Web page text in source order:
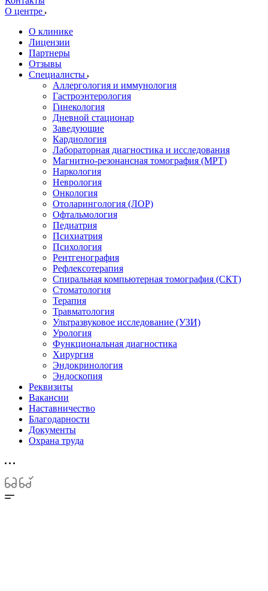
О центре
О клинике
Лицензии
Партнеры
Отзывы
Специалисты
Аллергология и иммунология
Гастроэнтерология
Гинекология
Дневной стационар
Заведующие
Кардиология
Лабораторная диагностика и исследования
Магнитно-резонансная томография (МРТ)
Наркология
Неврология
Онкология
Отоларингология (ЛОР)
Офтальмология
Педиатрия
Психиатрия
Психология
Рентгенография
Рефлексотерапия
Спиральная компьютерная томография (СКТ)
Стоматология
Терапия
Травматология
Ультразвуковое исследование (УЗИ)
Урология
Функциональная диагностика
Хирургия
Эндокринология
Эндоскопия
Реквизиты
Вакансии
Наставничество
Благодарности
Документы
Охрана труда